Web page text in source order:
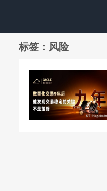
标签：风险